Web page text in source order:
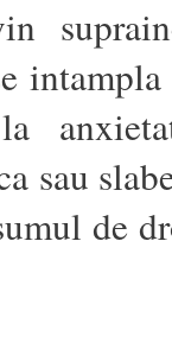
sau
de